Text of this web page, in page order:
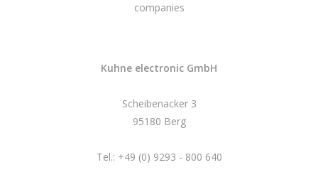
companies
Kuhne electronic GmbH
Scheibenacker 3
95180 Berg
Tel.: +49 (0) 9293 - 800 640